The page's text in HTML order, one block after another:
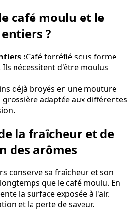
café moulu et le
?
:Café torréfié sous forme
nécessitent d'être moulus
déjà broyés en une mouture
adaptée aux différentes
la fraîcheur et de
des arômes
conserve sa fraîcheur et son
que le café moulu. En
la surface exposée à l'air,
et la perte de saveur.